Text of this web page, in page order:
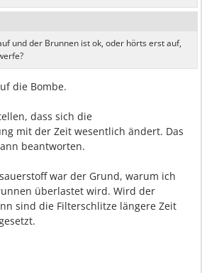
und der Brunnen ist ok, oder hörts erst auf,
die Bombe.
dass sich die
mit der Zeit wesentlich ändert. Das
beantworten.
war der Grund, warum ich
überlastet wird. Wird der
sind die Filterschlitze längere Zeit